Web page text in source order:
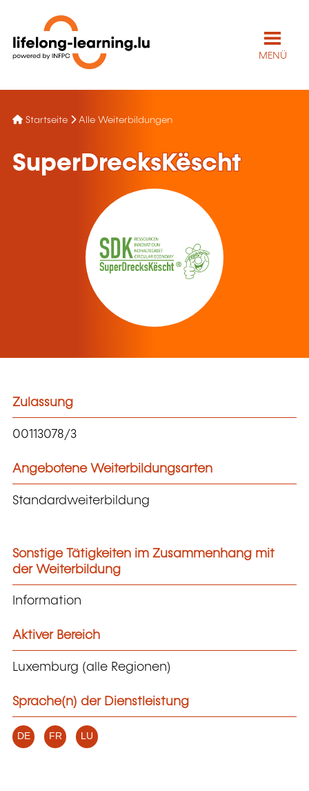
MENÜ
Startseite Alle Weiterbildungen
SuperDrecksKëscht
Zulassung
00113078/3
Angebotene Weiterbildungsarten
Standardweiterbildung
Sonstige Tätigkeiten im Zusammenhang mit
der Weiterbildung
Information
Aktiver Bereich
Luxemburg (alle Regionen)
Sprache(n) der Dienstleistung
DE FR LU